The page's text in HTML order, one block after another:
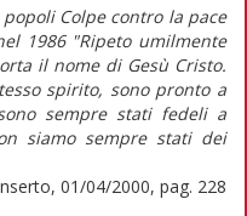
Colpe contro la pace
1986 "Ripeto umilmente
il nome di Gesù Cristo.
spirito, sono pronto a
sempre stati fedeli a
siamo sempre stati dei
01/04/2000, pag. 228